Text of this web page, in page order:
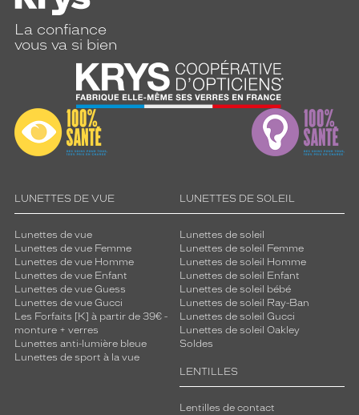
La confiance
vous va si bien
LUNETTES DE VUE
Lunettes de vue
Lunettes de vue Femme
Lunettes de vue Homme
Lunettes de vue Enfant
Lunettes de vue Guess
Lunettes de vue Gucci
Les Forfaits [K] à partir de 39€ -
monture + verres
Lunettes anti-lumière bleue
Lunettes de sport à la vue
LUNETTES DE SOLEIL
Lunettes de soleil
Lunettes de soleil Femme
Lunettes de soleil Homme
Lunettes de soleil Enfant
Lunettes de soleil bébé
Lunettes de soleil Ray-Ban
Lunettes de soleil Gucci
Lunettes de soleil Oakley
Soldes
LENTILLES
Lentilles de contact